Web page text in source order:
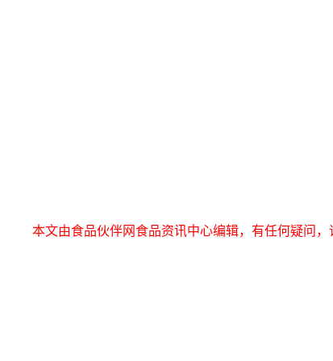
本文由食品伙伴网食品资讯中心编辑，有任何疑问，